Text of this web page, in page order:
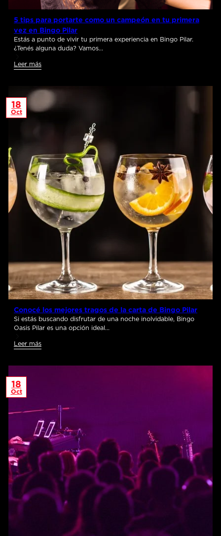
5 tips para portarte como un campeón en tu primera
vez en Bingo Pilar
Estás a punto de vivir tu primera experiencia en Bingo Pilar.
¿Tenés alguna duda? Vamos…
Leer más
18
Oct
Conocé los mejores tragos de la carta de Bingo Pilar
Si estás buscando disfrutar de una noche inolvidable, Bingo
Oasis Pilar es una opción ideal…
Leer más
18
Oct